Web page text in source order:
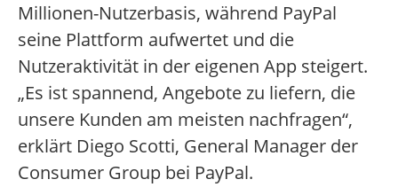
Millionen-Nutzerbasis, während PayPal
seine Plattform aufwertet und die
Nutzeraktivität in der eigenen App steigert.
„Es ist spannend, Angebote zu liefern, die
unsere Kunden am meisten nachfragen“,
erklärt Diego Scotti, General Manager der
Consumer Group bei PayPal.